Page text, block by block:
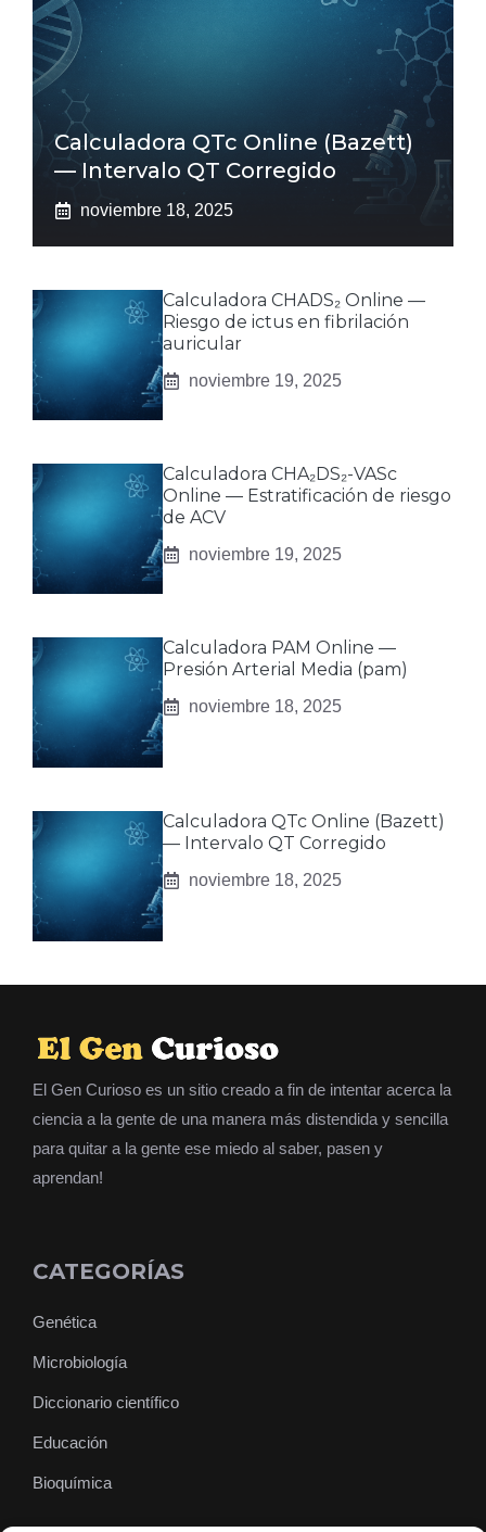
Calculadora QTc Online (Bazett)
— Intervalo QT Corregido
noviembre 18, 2025
Calculadora CHADS₂ Online —
Riesgo de ictus en fibrilación
auricular
noviembre 19, 2025
Calculadora CHA₂DS₂-VASc
Online — Estratificación de riesgo
de ACV
noviembre 19, 2025
Calculadora PAM Online —
Presión Arterial Media (pam)
noviembre 18, 2025
Calculadora QTc Online (Bazett)
— Intervalo QT Corregido
noviembre 18, 2025
El Gen Curioso es un sitio creado a fin de intentar acerca la
ciencia a la gente de una manera más distendida y sencilla
para quitar a la gente ese miedo al saber, pasen y
aprendan!
CATEGORÍAS
Genética
Microbiología
Diccionario científico
Educación
Bioquímica